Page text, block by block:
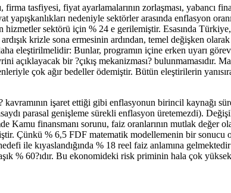
tasfiyesi, fiyat ayarlamalarının zorlaşması, yabancı
nedeniyle sektörler arasında enflasyon
sektörü için % 24 e gerilemiştir. Esasında
krizle sona ermesinin ardından, temel değişken
eleştirilmelidir: Bunlar, programın içine erken uyarı
bir ?çıkış mekanizması? bulunmamasıdır.
çok ağır bedeller ödemiştir. Bütün eleştirilerin
işaret ettiği gibi enflasyonun birincil kaynağı
parasal genişleme sürekli enflasyon üretemezdi).
Kamu finansmanı sorunu, faiz oranlarının mutlak değer
Çünkü % 6,5 FDF matematik modellemenin bir sonucu
ile kıyaslandığında % 18 reel faiz anlamına
% 60?ıdır. Bu ekonomideki risk priminin hala çok